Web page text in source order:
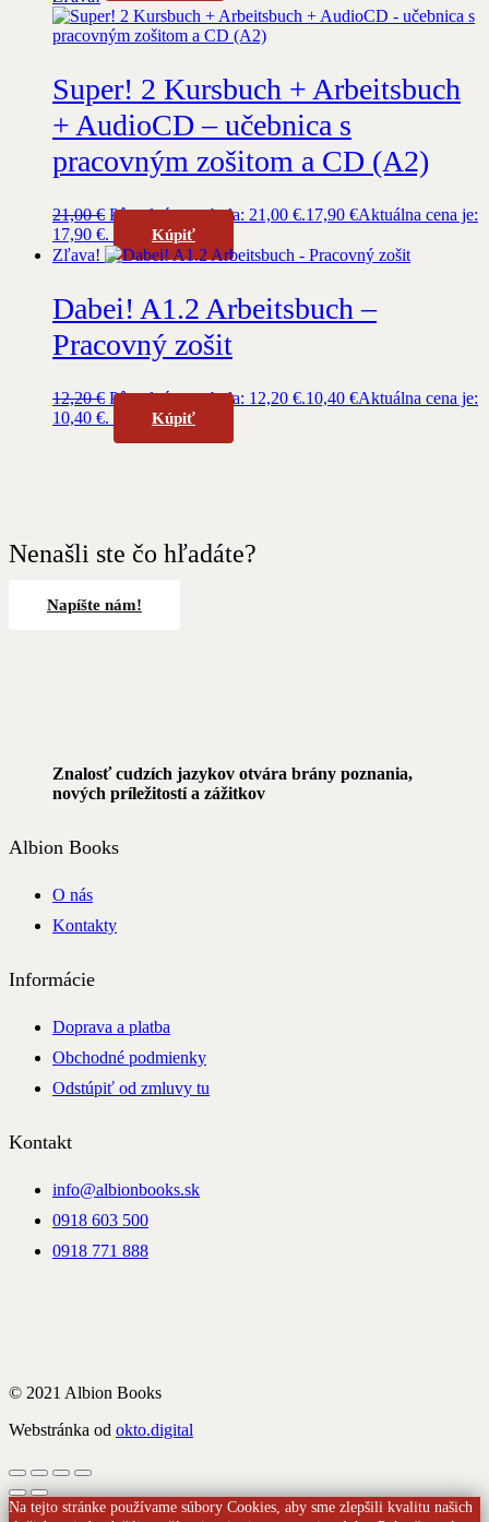
Super! 2 Kursbuch + Arbeitsbuch
+ AudioCD – učebnica s
pracovným zošitom a CD (A2)
21,00€ Pôvodná cena bola: 21,00 €.17,90 €Aktuálna cena je:
17,90 €.
Kúpiť
Zľava!
Dabei! A1.2 Arbeitsbuch –
Pracovný zošit
12,20€ Pôvodná cena bola: 12,20 €.10,40 €Aktuálna cena je:
10,40 €.
Kúpiť
Nenašli ste čo hľadáte?
Napíšte nám!
Znalosť cudzích jazykov otvára brány poznania,
nových príležitostí a zážitkov
Albion Books
O nás
Kontakty
Informácie
Doprava a platba
Obchodné podmienky
Odstúpiť od zmluvy tu
Kontakt
info@albionbooks.sk
0918 603 500
0918 771 888
© 2021 Albion Books
Webstránka od okto.digital
Na tejto stránke používame súbory Cookies, aby sme zlepšili kvalitu našich